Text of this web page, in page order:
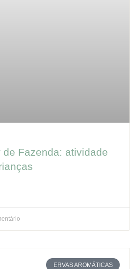
de Fazenda: atividade
ERVAS AROMÁTICAS